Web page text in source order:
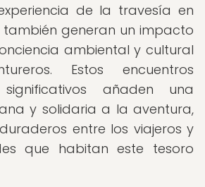
de la travesía en
también generan un impacto
ambiental y cultural
Estos encuentros
añaden una
y solidaria a la aventura,
entre los viajeros y
que habitan este tesoro